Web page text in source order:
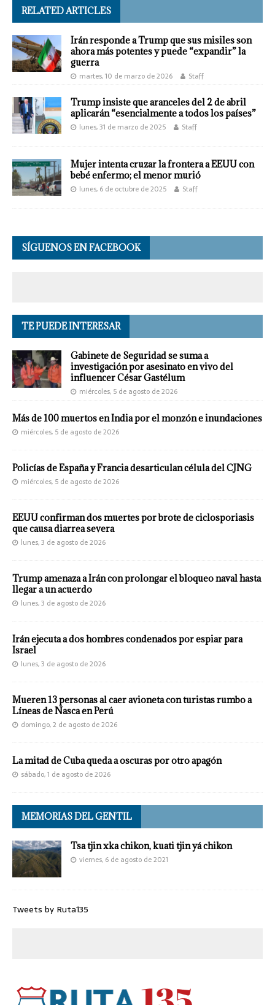
RELATED ARTICLES
Irán responde a Trump que sus misiles son
ahora más potentes y puede “expandir” la
guerra
martes, 10 de marzo de 2026 Staff
Trump insiste que aranceles del 2 de abril
aplicarán “esencialmente a todos los países”
lunes, 31 de marzo de 2025 Staff
Mujer intenta cruzar la frontera a EEUU con
bebé enfermo; el menor murió
lunes, 6 de octubre de 2025 Staff
SÍGUENOS EN FACEBOOK
TE PUEDE INTERESAR
Gabinete de Seguridad se suma a
investigación por asesinato en vivo del
influencer César Gastélum
miércoles, 5 de agosto de 2026
Más de 100 muertos en India por el monzón e inundaciones
miércoles, 5 de agosto de 2026
Policías de España y Francia desarticulan célula del CJNG
miércoles, 5 de agosto de 2026
EEUU confirman dos muertes por brote de ciclosporiasis
que causa diarrea severa
lunes, 3 de agosto de 2026
Trump amenaza a Irán con prolongar el bloqueo naval hasta
llegar a un acuerdo
lunes, 3 de agosto de 2026
Irán ejecuta a dos hombres condenados por espiar para
Israel
lunes, 3 de agosto de 2026
Mueren 13 personas al caer avioneta con turistas rumbo a
Líneas de Nasca en Perú
domingo, 2 de agosto de 2026
La mitad de Cuba queda a oscuras por otro apagón
sábado, 1 de agosto de 2026
MEMORIAS DEL GENTIL
Tsa tjin xka chikon, kuati tjin yá chikon
viernes, 6 de agosto de 2021
Tweets by Ruta135